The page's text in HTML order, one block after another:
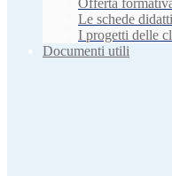
Offerta
Le schede
I progetti delle
Documenti utili